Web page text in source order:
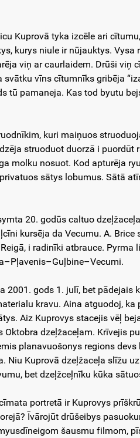
Kuprovā tyka izcēle ari
kurys niule ir nūjauktys. Vysa
viņ ar caurlaidem. Drūši viņ
vīns cītumnīks gribēja
tū pamaneja. Kas tod byutu
kuri maiņuos
struoduot duorzā i puordūt
molku nosuot. Kod apturēja
sātys lobumus. Sātā
20. godūs caltuo
kursēja da Vecumu. A. Brice
i radinīki atbrauce. Pyrma
2001. gods 1. julī, bet pādejais
kravu. Aina atguodoj, ka
Aiz Kuprovys stacejis vēļ
dzeļžaceļam. Krīvejis
planavuošonys regions devs
Niu Kuprovā dzeļžaceļa slīžu
bet dzeļžceļnīku kūka
portretā ir Kuprovys
Īvārojūt drūšeibys
šausmu filmom,